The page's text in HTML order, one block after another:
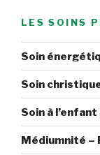
LES SOINS
Soin
Soin
Soin à
Médiumnité –